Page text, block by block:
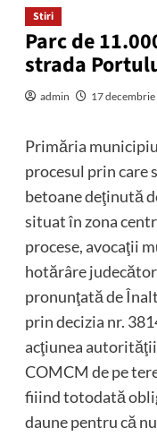
Stiri
Parc de
strada
admin 17
Primăria
procesul prin care
betoane deţinută
situat în zona
procese, avocaţii
hotărâre
pronunţată de
prin decizia nr.
acţiunea
COMCM de pe
fiiind totodată
daune pentru că